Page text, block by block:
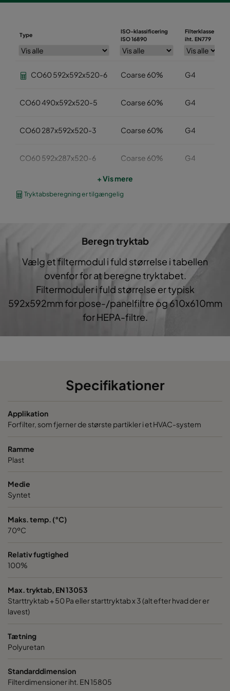
Type
ISO-klassificering
ISO 16890
Filterklasse
iht. EN779
CO60 592x592x520-6 Coarse 60% G4
CO60 490x592x520-5 Coarse 60% G4
CO60 287x592x520-3 Coarse 60% G4
CO60 592x287x520-6 Coarse 60% G4
CO60 490x592x370-5 Coarse 60%
CO60 287x592x370-3 Coarse 60% G4
Coarse 60%
+ Vis mere
Tryktabsberegning er tilgængelig
Beregn tryktab
Vælg et filtermodul i fuld størrelse i tabellen
ovenfor for at beregne tryktabet.
Filtermoduler i fuld størrelse er typisk
592x592mm for pose-/panelfiltre og 610x610mm
for HEPA-filtre.
Specifikationer
Applikation
Forfilter, som fjerner de største partikler i et HVAC-system
Ramme
Plast
Medie
Syntet
Maks. temp. (°C)
70ºC
Relativ fugtighed
100%
Max. tryktab, EN 13053
Starttryktab + 50 Pa eller starttryktab x 3 (alt efter hvad der er
lavest)
Tætning
Polyuretan
Standarddimension
Filterdimensioner iht. EN 15805